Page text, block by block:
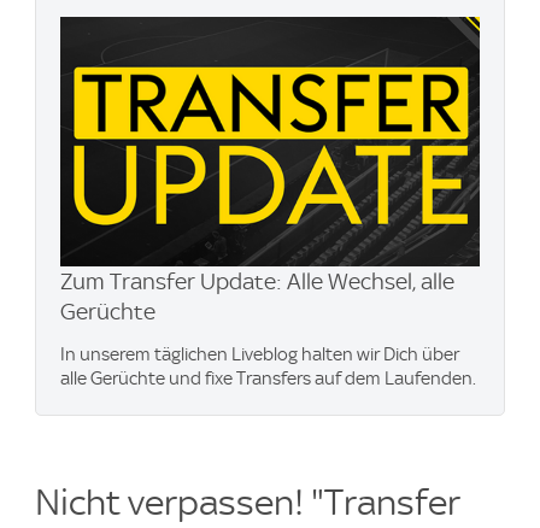
Zum Transfer Update: Alle Wechsel, alle
Gerüchte
In unserem täglichen Liveblog halten wir Dich über
alle Gerüchte und fixe Transfers auf dem Laufenden.
Nicht verpassen! "Transfer